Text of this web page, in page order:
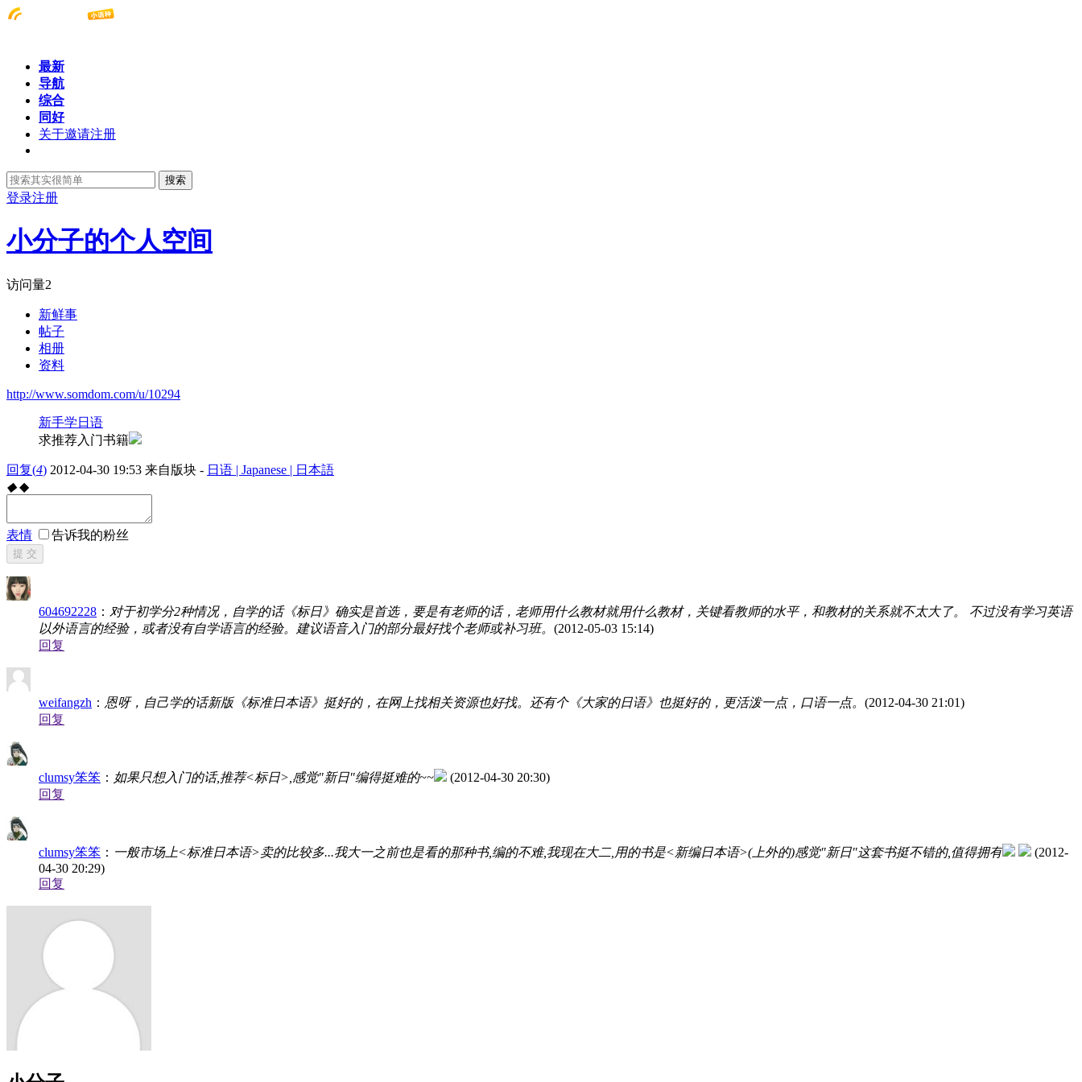
最新
导航
综合
同好
关于邀请注册
搜索
登录注册
小分子的个人空间
访问量2
新鲜事
帖子
相册
资料
http://www.somdom.com/u/10294
新手学日语
求推荐入门书籍
回复(4) 2012-04-30 19:53 来自版块 - 日语 | Japanese | 日本語
◆ ◆
表情 告诉我的粉丝
提 交
604692228 ： 对于初学分2种情况，自学的话《标日》确实是首选，要是有老师的话，老师用什么教材就用什么教材，关键看教师的水平，和教材的关系就不太大了。 不过没有学习英语
以外语言的经验，或者没有自学语言的经验。建议语音入门的部分最好找个老师或补习班。 (2012-05-03 15:14)
回复
weifangzh ： 恩呀，自己学的话新版《标准日本语》挺好的，在网上找相关资源也好找。还有个《大家的日语》也挺好的，更活泼一点，口语一点。 (2012-04-30 21:01)
回复
clumsy笨笨 ： 如果只想入门的话,推荐<标日>,感觉"新日"编得挺难的~~
(2012-04-30 20:30)
回复
clumsy笨笨 ： 一般市场上<标准日本语>卖的比较多...我大一之前也是看的那种书,编的不难,我现在大二,用的书是<新编日本语>(上外的)感觉"新日"这套书挺不错的,值得拥有
(2012-
04-30 20:29)
回复